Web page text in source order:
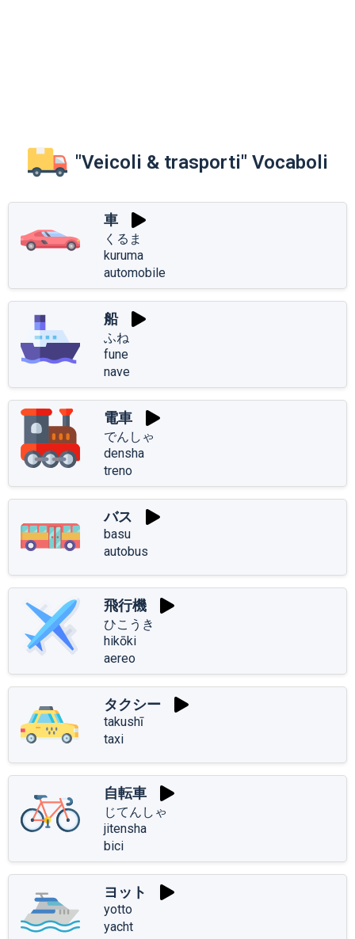
"Veicoli & trasporti" Vocaboli
車
くるま
kuruma
automobile
船
ふね
fune
nave
電車
でんしゃ
densha
treno
バス
basu
autobus
飛行機
ひこうき
hikōki
aereo
タクシー
takushī
taxi
自転車
じてんしゃ
jitensha
bici
ヨット
yotto
yacht